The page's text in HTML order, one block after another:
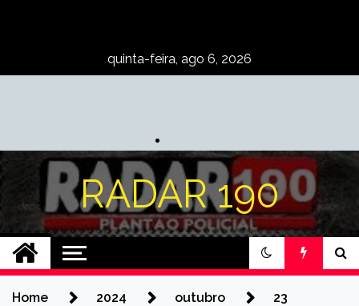
quinta-feira, ago 6, 2026
RADAR 190
Home 2024 outubro 23